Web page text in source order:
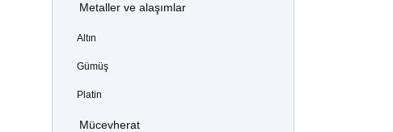
Metaller ve alaşımlar
Altın
Gümüş
Platin
Mücevherat